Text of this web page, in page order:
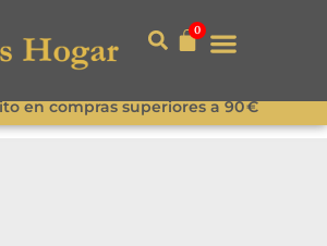
0
en compras superiores a 90 €